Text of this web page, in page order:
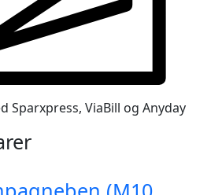
Sparxpress, ViaBill og Anyday